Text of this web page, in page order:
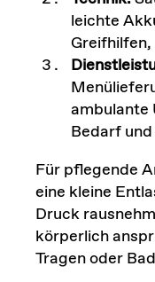
leichte
Greifhilfen,
ambulante
Bedarf
Für pflegende
eine kleine
Druck
körperlich
Tragen oder